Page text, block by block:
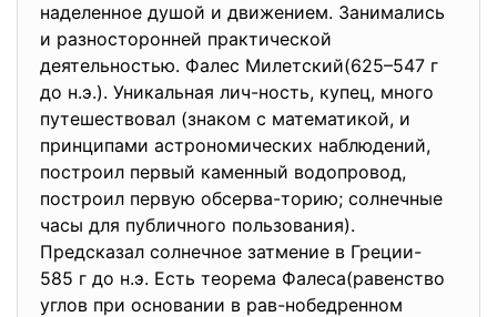
наделенное душой и движением. Занимались
и разносторонней практической
деятельностью. Фалес Милетский(625–547 г
до н.э.). Уникальная лич-ность, купец, много
путешествовал (знаком с математикой, и
принципами астрономических наблюдений,
построил первый каменный водопровод,
построил первую обсерва-торию; солнечные
часы для публичного пользования).
Предсказал солнечное затмение в Греции-
585 г до н.э. Есть теорема Фалеса(равенство
углов при основании в рав-нобедренном